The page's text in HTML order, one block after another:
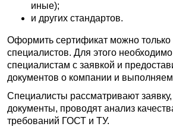
иные);
и других стандартов.
Оформить сертификат можно только
специалистов. Для этого
специалистам с заявкой и
документов о компании и
Специалисты рассматривают
документы, проводят анализ
требований ГОСТ и ТУ.